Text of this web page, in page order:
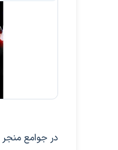
در جوامع منجر